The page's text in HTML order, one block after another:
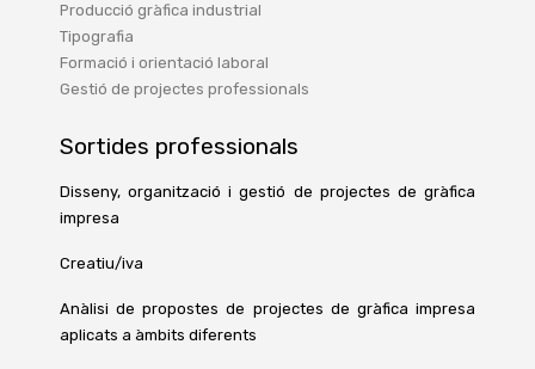
Producció gràfica industrial
Tipografia
Formació i orientació laboral
Gestió de projectes professionals
Sortides professionals
Disseny, organització i gestió de projectes de gràfica
impresa
Creatiu/iva
Anàlisi de propostes de projectes de gràfica impresa
aplicats a àmbits diferents